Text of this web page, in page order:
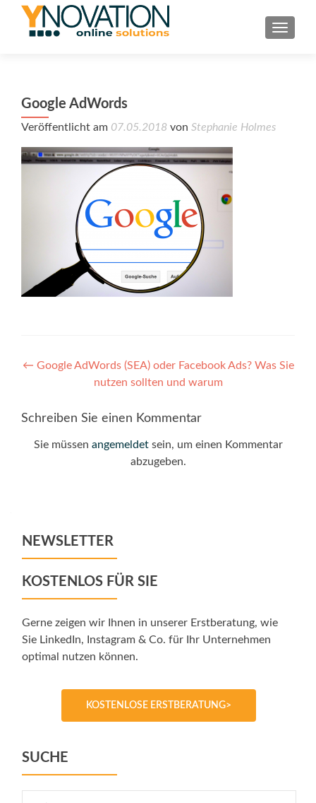
Google AdWords
Veröffentlicht am 07.05.2018 von Stephanie Holmes
Post
navigation
← Google AdWords (SEA) oder Facebook Ads? Was Sie
nutzen sollten und warum
Schreiben Sie einen Kommentar
Sie müssen angemeldetsein, um einen Kommentar
abzugeben.
NEWSLETTER
KOSTENLOS FÜR SIE
Gerne zeigen wir Ihnen in unserer Erstberatung, wie
Sie LinkedIn, Instagram & Co. für Ihr Unternehmen
optimal nutzen können.
KOSTENLOSE ERSTBERATUNG>
SUCHE